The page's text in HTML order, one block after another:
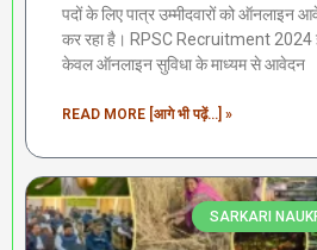
पदों के लिए पात्र उम्मीदवारों को
कर रहा है। RPSC Recruitment 2024
केवल ऑनलाइन सुविधा के माध्यम से आवेदन
READ MORE [आगे भी पढ़ें...] »
SARKARI